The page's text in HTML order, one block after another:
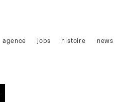
agence jobs histoire news